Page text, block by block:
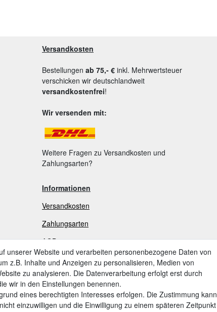
Versandkosten
Bestellungen ab 75,- € inkl. Mehrwertsteuer
verschicken wir deutschlandweit
versandkostenfrei!
Wir versenden mit:
Weitere Fragen zu Versandkosten und
Zahlungsarten?
Informationen
Versandkosten
Zahlungsarten
AGB
Widerrufsrecht
Widerrufsformular
Datenschutzerklärung
unserer Website und verarbeiten personenbezogene Daten von
z.B. Inhalte und Anzeigen zu personalisieren, Medien von
zu analysieren. Die Datenverarbeitung erfolgt erst durch
wir in den Einstellungen benennen.
eines berechtigten Interesses erfolgen. Die Zustimmung kann
einzuwilligen und die Einwilligung zu einem späteren Zeitpunkt